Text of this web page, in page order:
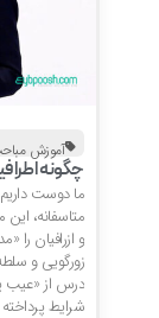
آموزش مباحث
چگونه
ما دوست داریم
متاسفانه، این
و ازرافیان را
زورگویی و سلطه
درس از «عیب
شرایط پرداخته